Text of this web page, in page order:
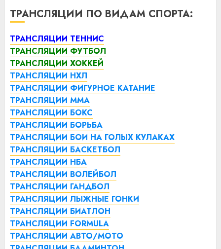
ТРАНСЛЯЦИИ ПО ВИДАМ СПОРТА:
ТРАНСЛЯЦИИ ТЕННИС
ТРАНСЛЯЦИИ ФУТБОЛ
ТРАНСЛЯЦИИ ХОККЕЙ
ТРАНСЛЯЦИИ НХЛ
ТРАНСЛЯЦИИ ФИГУРНОЕ КАТАНИЕ
ТРАНСЛЯЦИИ ММА
ТРАНСЛЯЦИИ БОКС
ТРАНСЛЯЦИИ БОРЬБА
ТРАНСЛЯЦИИ БОИ НА ГОЛЫХ КУЛАКАХ
ТРАНСЛЯЦИИ БАСКЕТБОЛ
ТРАНСЛЯЦИИ НБА
ТРАНСЛЯЦИИ ВОЛЕЙБОЛ
ТРАНСЛЯЦИИ ГАНДБОЛ
ТРАНСЛЯЦИИ ЛЫЖНЫЕ ГОНКИ
ТРАНСЛЯЦИИ БИАТЛОН
ТРАНСЛЯЦИИ FORMULA
ТРАНСЛЯЦИИ АВТО/МОТО